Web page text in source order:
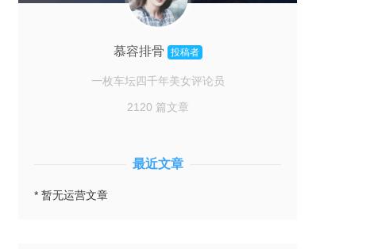
慕容排骨 投稿者
一枚车坛四千年美女评论员
2120 篇文章
最近文章
* 暂无运营文章